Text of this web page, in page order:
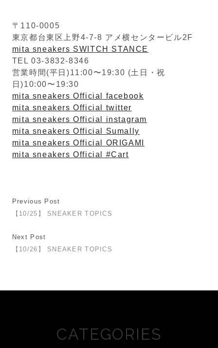
〒110-0005
東京都台東区上野4-7-8 アメ横センタービル2F
mita sneakers SWITCH STANCE
TEL 03-3832-8346
営業時間(平日)11:00〜19:30 (土日・祝
日)10:00〜19:30
mita sneakers Official facebook
mita sneakers Official twitter
mita sneakers Official instagram
mita sneakers Official Sumally
mita sneakers Official ORIGAMI
mita sneakers Official #Cart
Previous Post
【10/25】 SNEAKER TOPICS
Next Post
【10/26】 SNEAKER TOPICS
CATEGORIES